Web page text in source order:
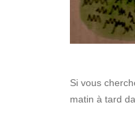
Si vous
matin à tard